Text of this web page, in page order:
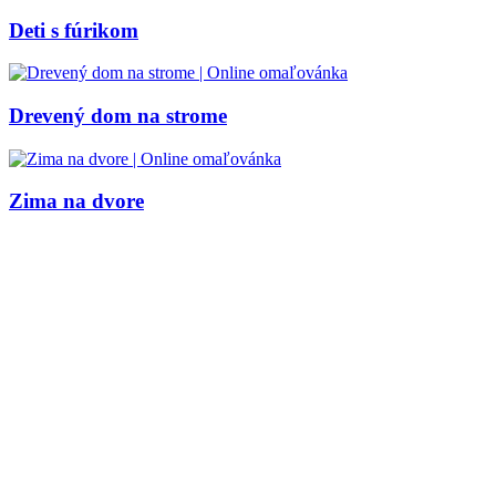
Vesmír
Zima a Vianoce
Deti s fúrikom
Drevený dom na strome
Zima na dvore